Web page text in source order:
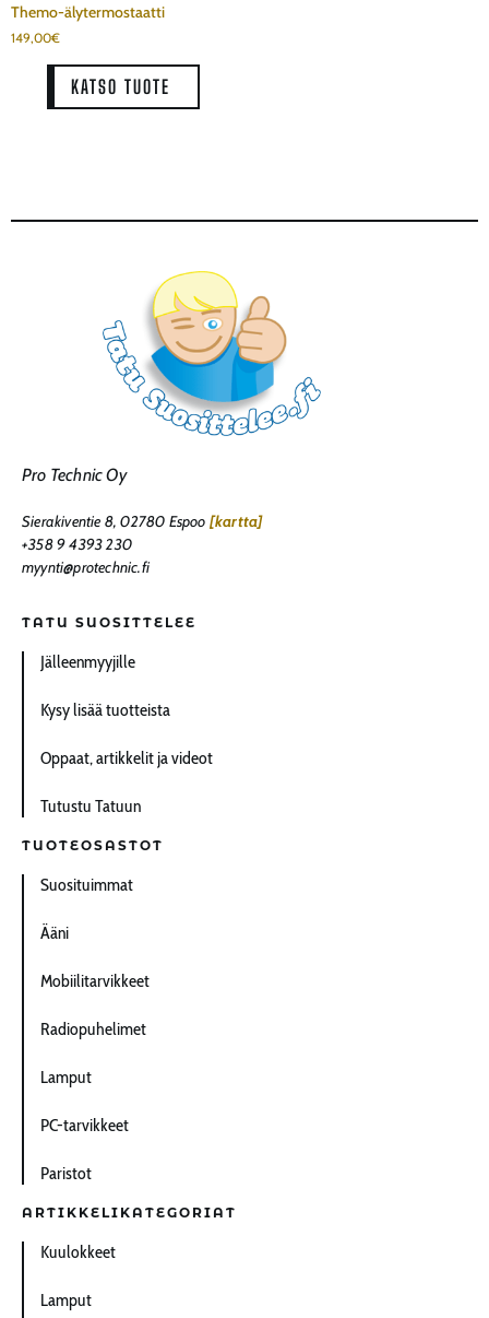
Themo-älytermostaatti
149,00€
KATSO TUOTE
Pro Technic Oy
Sierakiventie 8, 02780 Espoo [kartta]
+358 9 4393 230
myynti@protechnic.fi
TATU SUOSITTELEE
Jälleenmyyjille
Kysy lisää tuotteista
Oppaat, artikkelit ja videot
Tutustu Tatuun
TUOTEOSASTOT
Suosituimmat
Ääni
Mobiilitarvikkeet
Radiopuhelimet
Lamput
PC-tarvikkeet
Paristot
ARTIKKELIKATEGORIAT
Kuulokkeet
Lamput